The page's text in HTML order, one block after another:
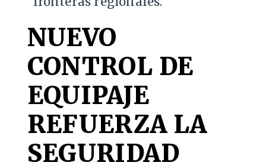
NUEVO
CONTROL DE
EQUIPAJE
REFUERZA LA
SEGURIDAD